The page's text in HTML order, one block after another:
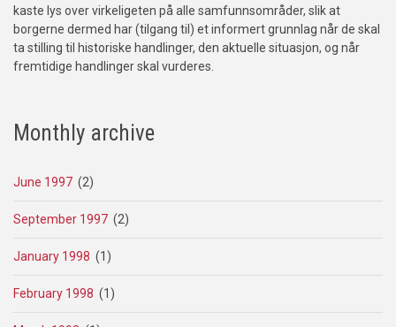
kaste lys over virkeligeten på alle samfunnsområder, slik at
borgerne dermed har (tilgang til) et informert grunnlag når de skal
ta stilling til historiske handlinger, den aktuelle situasjon, og når
fremtidige handlinger skal vurderes.
Monthly archive
June 1997 (2)
September 1997 (2)
January 1998 (1)
February 1998 (1)